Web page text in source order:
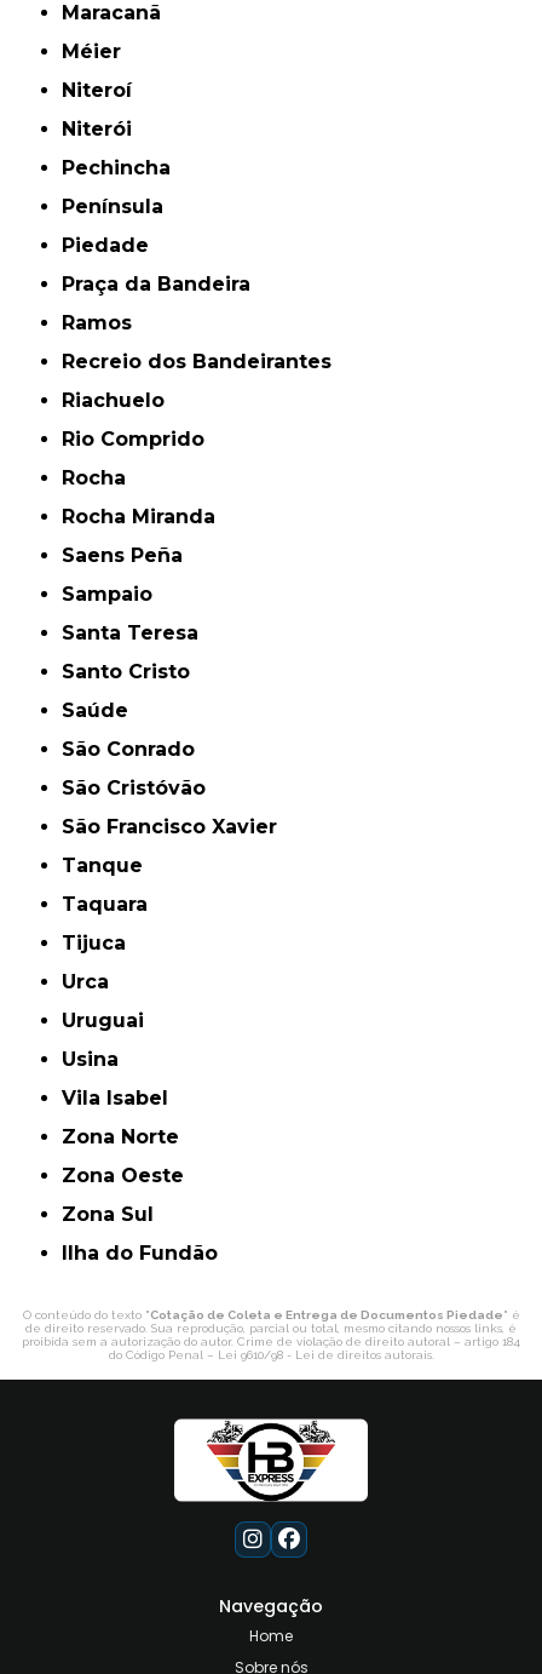
Maracanã
Méier
Niteroí
Niterói
Pechincha
Península
Piedade
Praça da Bandeira
Ramos
Recreio dos Bandeirantes
Riachuelo
Rio Comprido
Rocha
Rocha Miranda
Saens Peña
Sampaio
Santa Teresa
Santo Cristo
Saúde
São Conrado
São Cristóvão
São Francisco Xavier
Tanque
Taquara
Tijuca
Urca
Uruguai
Usina
Vila Isabel
Zona Norte
Zona Oeste
Zona Sul
ilha do Fundão
O conteúdo do texto "Cotação de Coleta e Entrega de Documentos Piedade" é
de direito reservado. Sua reprodução, parcial ou total, mesmo citando nossos links, é
proibida sem a autorização do autor. Crime de violação de direito autoral – artigo 184
do Código Penal – Lei 9610/98 - Lei de direitos autorais.
Navegação
Home
Sobre nós